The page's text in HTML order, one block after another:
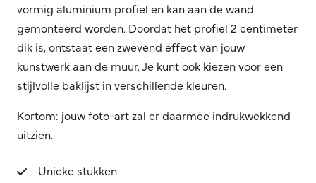
vormig aluminium profiel en kan aan de wand
gemonteerd worden. Doordat het profiel 2 centimeter
dik is, ontstaat een zwevend effect van jouw
kunstwerk aan de muur. Je kunt ook kiezen voor een
stijlvolle baklijst in verschillende kleuren.
Kortom: jouw foto-art zal er daarmee indrukwekkend
uitzien.
Unieke stukken